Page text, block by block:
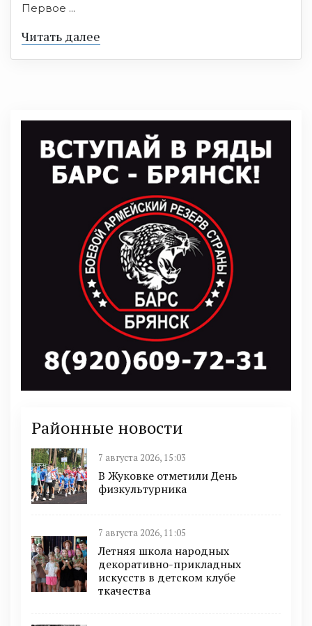
Первое ...
Читать далее
Районные новости
7 августа 2026, 15:03
В Жуковке отметили День
физкультурника
7 августа 2026, 11:05
Летняя школа народных
декоративно-прикладных
искусств в детском клубе
ткачества